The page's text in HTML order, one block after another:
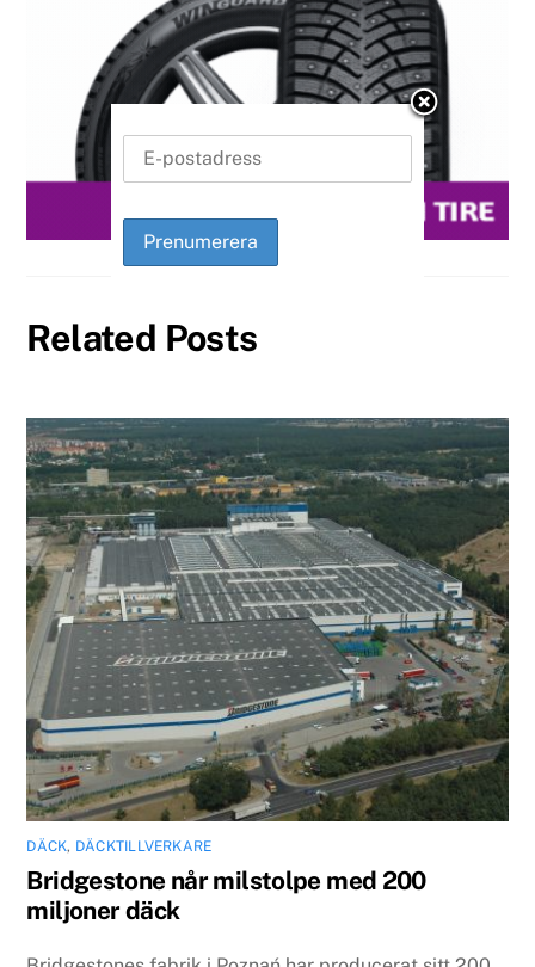
Related Posts
DÄCK, DÄCKTILLVERKARE
Bridgestone når milstolpe med 200
miljoner däck